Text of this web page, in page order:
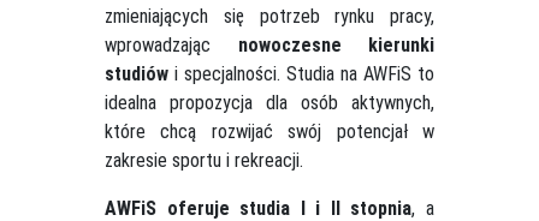
zmieniających się potrzeb rynku pracy,
wprowadzając nowoczesne kierunki
studiów i specjalności. Studia na AWFiS to
idealna propozycja dla osób aktywnych,
które chcą rozwijać swój potencjał w
zakresie sportu i rekreacji.
AWFiS oferuje studia I i II stopnia, a